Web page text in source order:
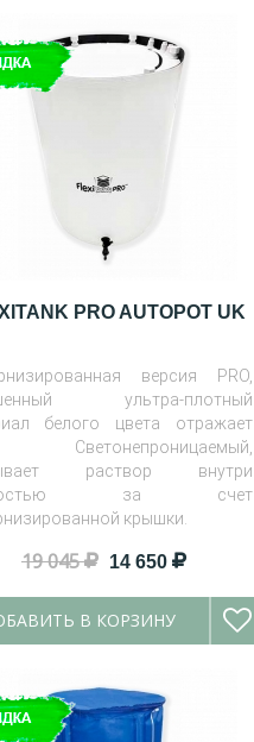
PRO AUTOPOT UK
версия PRO,
ультра-плотный
белого цвета отражает
Светонепроницаемый,
раствор внутри
за счет
крышки.
19 045 14 650
В КОРЗИНУ